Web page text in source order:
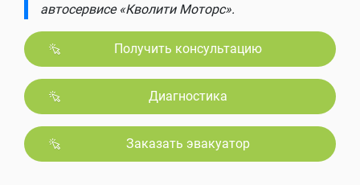
автосервисе «Кволити Моторс».
Получить консультацию
Диагностика
Заказать эвакуатор